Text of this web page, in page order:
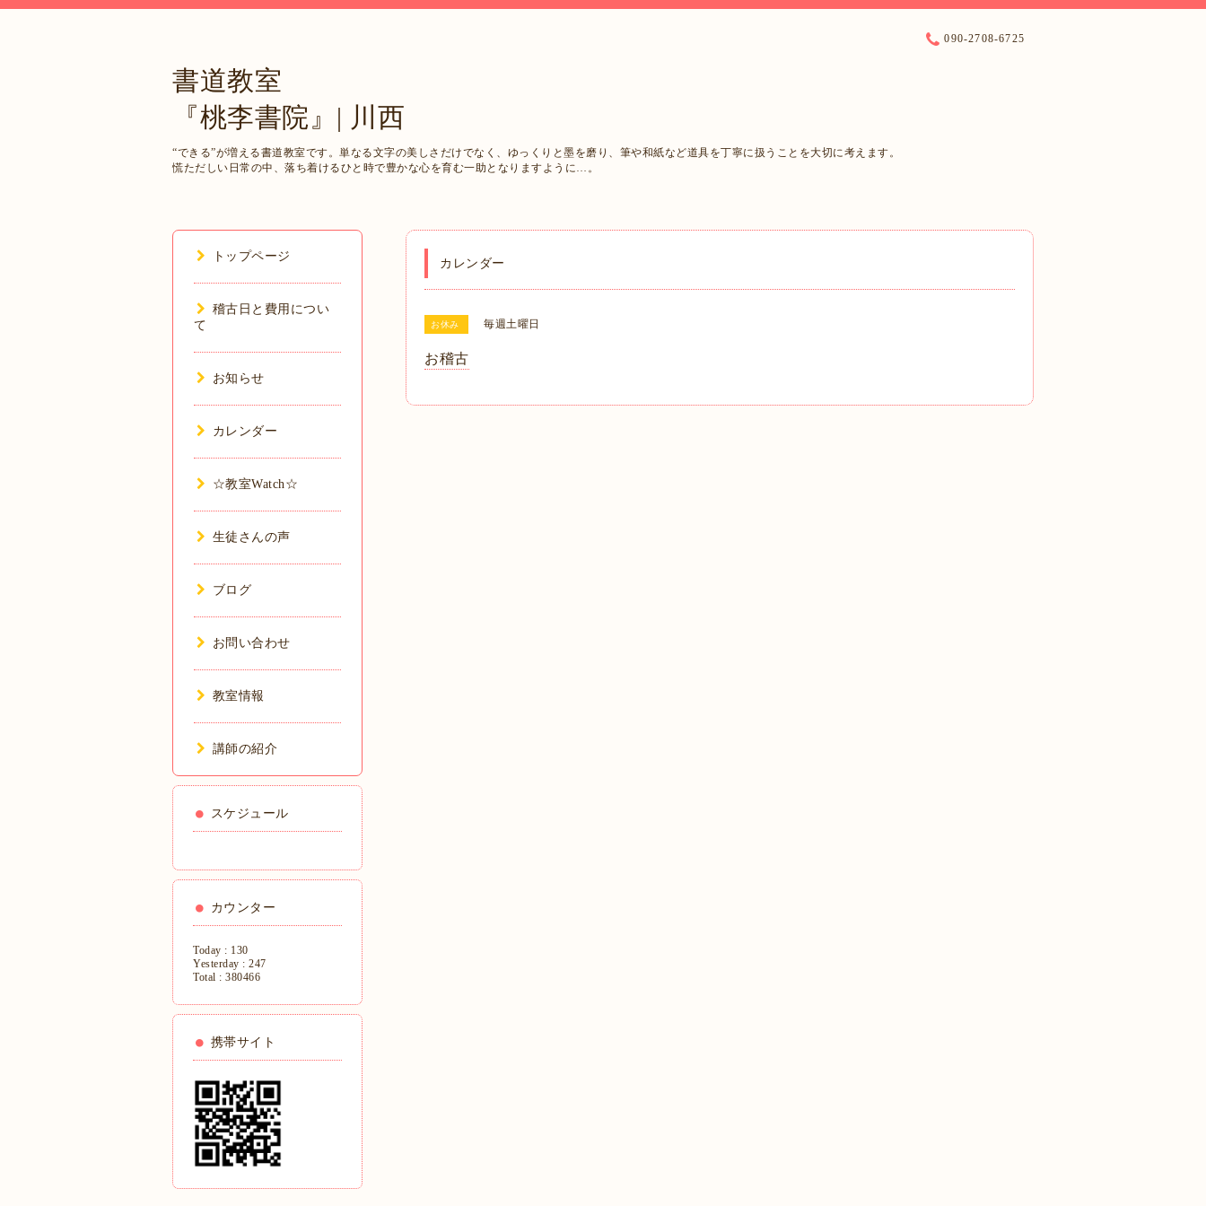
書道教室
『桃李書院』| 川西
“できる”が増える書道教室です。単なる文字の美しさだけでなく、ゆっくりと墨を磨り、筆や和紙など道具を丁寧に扱うことを大切に考えます。
慌ただしい日常の中、落ち着けるひと時で豊かな心を育む一助となりますように…。
090-2708-6725
カレンダー
お休み 毎週土曜日
お稽古
トップページ
稽古日と費用につい
て
お知らせ
カレンダー
☆教室Watch☆
生徒さんの声
ブログ
お問い合わせ
教室情報
講師の紹介
スケジュール
カウンター
Today : 130
Yesterday : 247
Total : 380466
携帯サイト